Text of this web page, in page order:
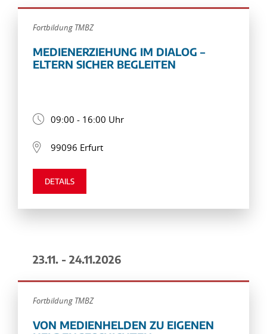
Fortbildung TMBZ
MEDIENERZIEHUNG IM DIALOG –
ELTERN SICHER BEGLEITEN
09:00 - 16:00 Uhr
99096 Erfurt
DETAILS
23.11. - 24.11.2026
Fortbildung TMBZ
VON MEDIENHELDEN ZU EIGENEN